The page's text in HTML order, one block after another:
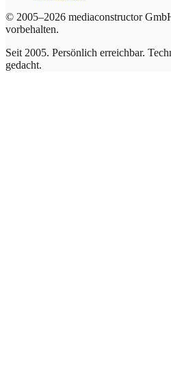
© 2005–2026 mediaconstructor
vorbehalten.
Seit 2005. Persönlich erreichbar.
gedacht.